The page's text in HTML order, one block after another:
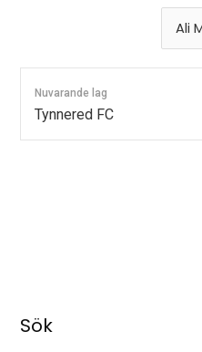
Nuvarande lag
Tynnered FC
Sök